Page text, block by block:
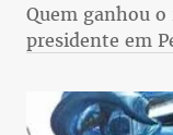
Quem ganhou
presidente em